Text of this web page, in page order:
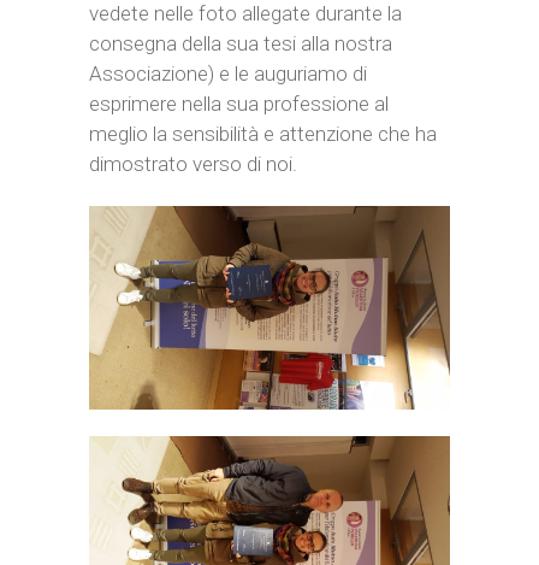
vedete nelle foto allegate durante la
consegna della sua tesi alla nostra
Associazione) e le auguriamo di
esprimere nella sua professione al
meglio la sensibilità e attenzione che ha
dimostrato verso di noi.